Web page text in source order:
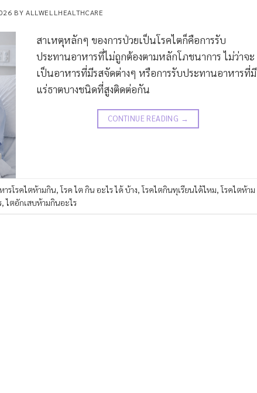
BY ALLWELLHEALTHCARE
สาเหตุหลักๆ ของการป่วยเป็นโรคไตก็คือการรับ
ประทานอาหารที่ไม่ถูกต้องตามหลักโภชนาการ ไม่ว่าจะ
เป็นอาหารที่มีรสจัดต่างๆ หรือการรับประทานอาหารที่มี
แร่ธาตบางชนิดที่สูงติดต่อกัน
CONTINUE READING →
ารโรคไตห้ามกิน,โรค ไต กิน อะไร ได้ บ้าง,โรคไตกินทุเรียนได้ไหม,โรคไตห้าม
,ไตอักเสบห้ามกินอะไร